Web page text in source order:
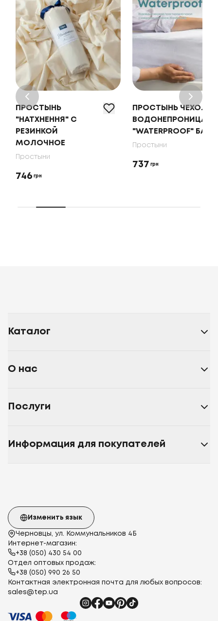
ПРОСТЫНЬ
"НАТХНЕННЯ" С
РЕЗИНКОЙ
МОЛОЧНОЕ
Простыни
746 грн
ПРОСТЫНЬ ЧЕХОЛ
"WATERPROOF"
Простыни
737 грн
Каталог
О нас
Послуги
Информация для покупателей
Черновцы, ул. Коммунальников 4Б
Интернет-магазин:
+38 (050) 430 54 00
Отдел оптовых продаж:
+38 (050) 990 26 50
Контактная электронная почта для любых вопросов:
sales@tep.ua
Изменить язык